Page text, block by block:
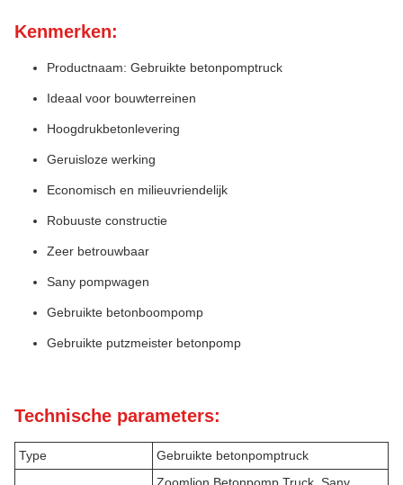
Kenmerken:
Productnaam: Gebruikte betonpomptruck
Ideaal voor bouwterreinen
Hoogdrukbetonlevering
Geruisloze werking
Economisch en milieuvriendelijk
Robuuste constructie
Zeer betrouwbaar
Sany pompwagen
Gebruikte betonboompomp
Gebruikte putzmeister betonpomp
Technische parameters:
Type
Gebruikte betonpomptruck